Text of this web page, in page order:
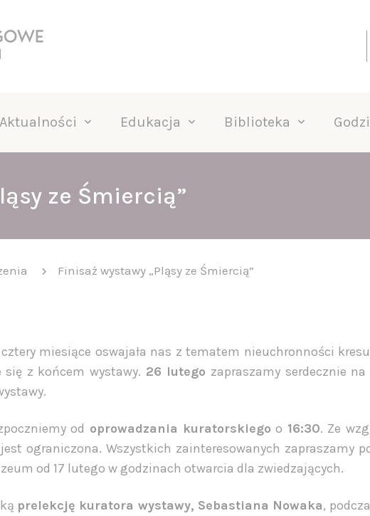
Aktualności Edukacja Biblioteka
ze Śmiercią”
Finisaż wystawy „Pląsy ze Śmiercią”
miesiące oswajała nas z tematem nieuchronności
się z końcem wystawy. 26 lutego zapraszamy serdecznie
od oprowadzania kuratorskiego o 16:30. Ze
ograniczona. Wszystkich zainteresowanych zapraszamy
od 17 lutego w godzinach otwarcia dla zwiedzających.
prelekcję kuratora wystawy, Sebastiana Nowaka,